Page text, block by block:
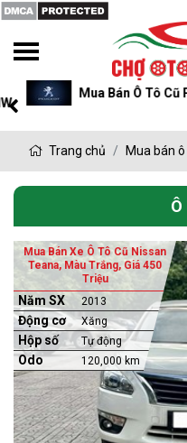
Mua Bán Ô Tô Cũ
Trang chủ Mua bán
Ô
Mua Bán Xe Ô Tô Cũ Nissan
Teana, Màu Trắng, Giá 450
Triệu
Năm SX 2013
Động cơ Xăng
Hộp số Tự động
Odo 120,000 km